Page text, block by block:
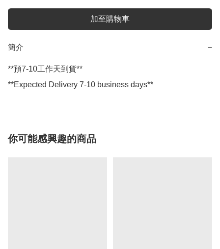
加至購物車
簡介 −
**預7-10工作天到貨**
**Expected Delivery 7-10 business days**
你可能感興趣的商品